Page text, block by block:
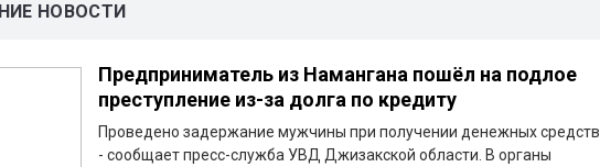
НОВОСТИ
Предприниматель из Намангана пошёл на подлое
преступление из-за долга по кредиту
Проведено задержание мужчины при получении денежных средств
- сообщает пресс-служба УВД Джизакской области. В органы